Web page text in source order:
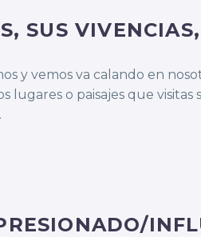
SUS
y vemos va calando en
lugares o paisajes que